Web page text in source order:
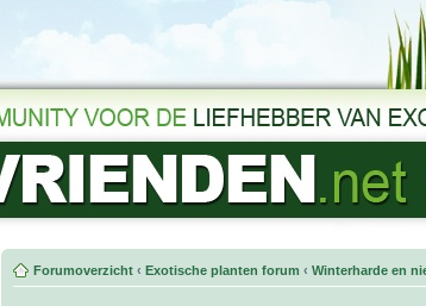
Forumoverzicht ‹ Exotische planten forum ‹ Winterharde en